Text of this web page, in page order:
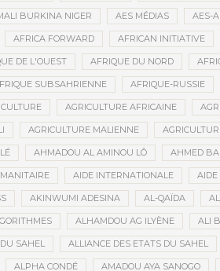
BURKINA NIGER AES MÉDIAS AES-
AFRICA FORWARD AFRICAN INITIATIVE
DE L'OUEST AFRIQUE DU NORD
SUBSAHRIENNE AFRIQUE-RUSSIE
AGRICULTURE AFRICAINE
AGRICULTURE MALIENNE
AHMADOU AL AMINOU LÔ AHMED
AIDE INTERNATIONALE
AKINWUMI ADESINA AL-QAÏDA
ALHAMDOU AG ILYÈNE ALI
SAHEL ALLIANCE DES ETATS DU SAHEL
ALPHA CONDÉ AMADOU AYA SANOGO